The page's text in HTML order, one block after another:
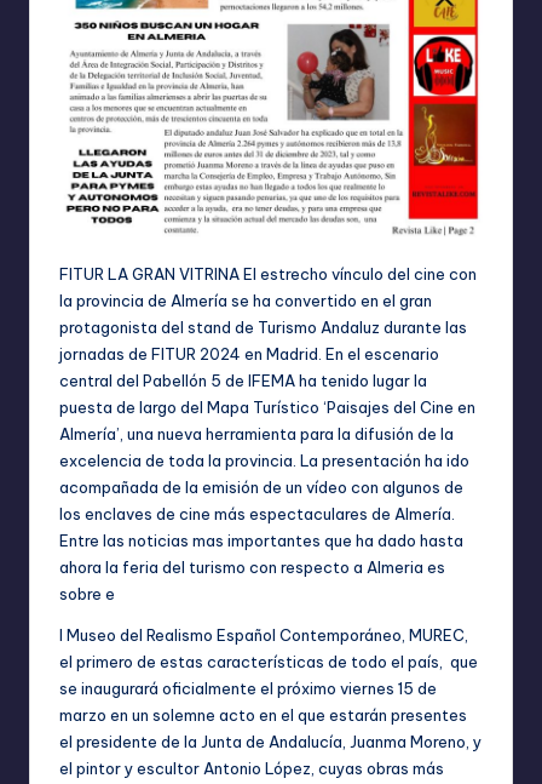
FITUR LA GRAN VITRINA El estrecho vínculo del cine con
la provincia de Almería se ha convertido en el gran
protagonista del stand de Turismo Andaluz durante las
jornadas de FITUR 2024 en Madrid. En el escenario
central del Pabellón 5 de IFEMA ha tenido lugar la
puesta de largo del Mapa Turístico ‘Paisajes del Cine en
Almería’, una nueva herramienta para la difusión de la
excelencia de toda la provincia. La presentación ha ido
acompañada de la emisión de un vídeo con algunos de
los enclaves de cine más espectaculares de Almería.
Entre las noticias mas importantes que ha dado hasta
ahora la feria del turismo con respecto a Almeria es
sobre e
l Museo del Realismo Español Contemporáneo, MUREC,
el primero de estas características de todo el país, que
se inaugurará oficialmente el próximo viernes 15 de
marzo en un solemne acto en el que estarán presentes
el presidente de la Junta de Andalucía, Juanma Moreno, y
el pintor y escultor Antonio López, cuyas obras más